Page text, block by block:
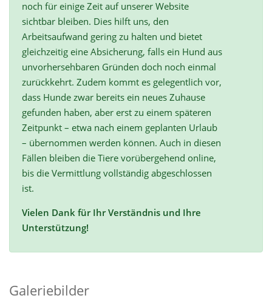
noch für einige Zeit auf unserer Website
sichtbar bleiben. Dies hilft uns, den
Arbeitsaufwand gering zu halten und bietet
gleichzeitig eine Absicherung, falls ein Hund aus
unvorhersehbaren Gründen doch noch einmal
zurückkehrt. Zudem kommt es gelegentlich vor,
dass Hunde zwar bereits ein neues Zuhause
gefunden haben, aber erst zu einem späteren
Zeitpunkt – etwa nach einem geplanten Urlaub
– übernommen werden können. Auch in diesen
Fällen bleiben die Tiere vorübergehend online,
bis die Vermittlung vollständig abgeschlossen
ist.
Vielen Dank für Ihr Verständnis und Ihre
Unterstützung!
Galeriebilder